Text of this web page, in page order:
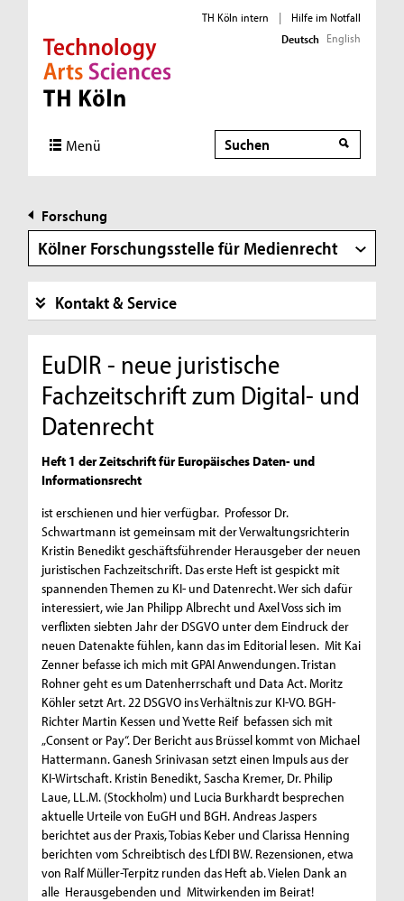
Direkt zur Hauptnavigation
Direkt zur Subnavigation
Direkt zum Inhalt
Direkt zum Fußbereich
TH Köln intern |
Hilfe im Notfall
Deutsch English
Menü Suche
Suche
Forschung
Kölner Forschungsstelle für Medienrecht
Kontakt & Service
EuDIR - neue juristische
Fachzeitschrift zum Digital- und
Datenrecht
Heft 1 der Zeitschrift für Europäisches Daten- und
Informationsrecht
ist erschienen und hier verfügbar. Professor Dr.
Schwartmann ist gemeinsam mit der Verwaltungsrichterin
Kristin Benedikt geschäftsführender Herausgeber der neuen
juristischen Fachzeitschrift. Das erste Heft ist gespickt mit
spannenden Themen zu KI- und Datenrecht. Wer sich dafür
interessiert, wie Jan Philipp Albrecht und Axel Voss sich im
verflixten siebten Jahr der DSGVO unter dem Eindruck der
neuen Datenakte fühlen, kann das im Editorial lesen. Mit Kai
Zenner befasse ich mich mit GPAI Anwendungen. Tristan
Rohner geht es um Datenherrschaft und Data Act. Moritz
Köhler setzt Art. 22 DSGVO ins Verhältnis zur KI-VO. BGH-
Richter Martin Kessen und Yvette Reif befassen sich mit
„Consent or Pay“. Der Bericht aus Brüssel kommt von Michael
Hattermann. Ganesh Srinivasan setzt einen Impuls aus der
KI-Wirtschaft. Kristin Benedikt, Sascha Kremer, Dr. Philip
Laue, LL.M. (Stockholm) und Lucia Burkhardt besprechen
aktuelle Urteile von EuGH und BGH. Andreas Jaspers
berichtet aus der Praxis, Tobias Keber und Clarissa Henning
berichten vom Schreibtisch des LfDI BW. Rezensionen, etwa
von Ralf Müller-Terpitz runden das Heft ab. Vielen Dank an
alle Herausgebenden und Mitwirkenden im Beirat!